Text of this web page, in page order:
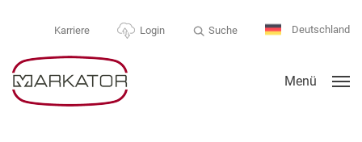
Karriere Login Suche Deutschland
Menü